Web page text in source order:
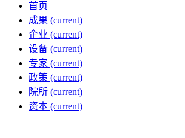
首页
成果 (current)
企业 (current)
设备 (current)
专家 (current)
政策 (current)
院所 (current)
资本 (current)